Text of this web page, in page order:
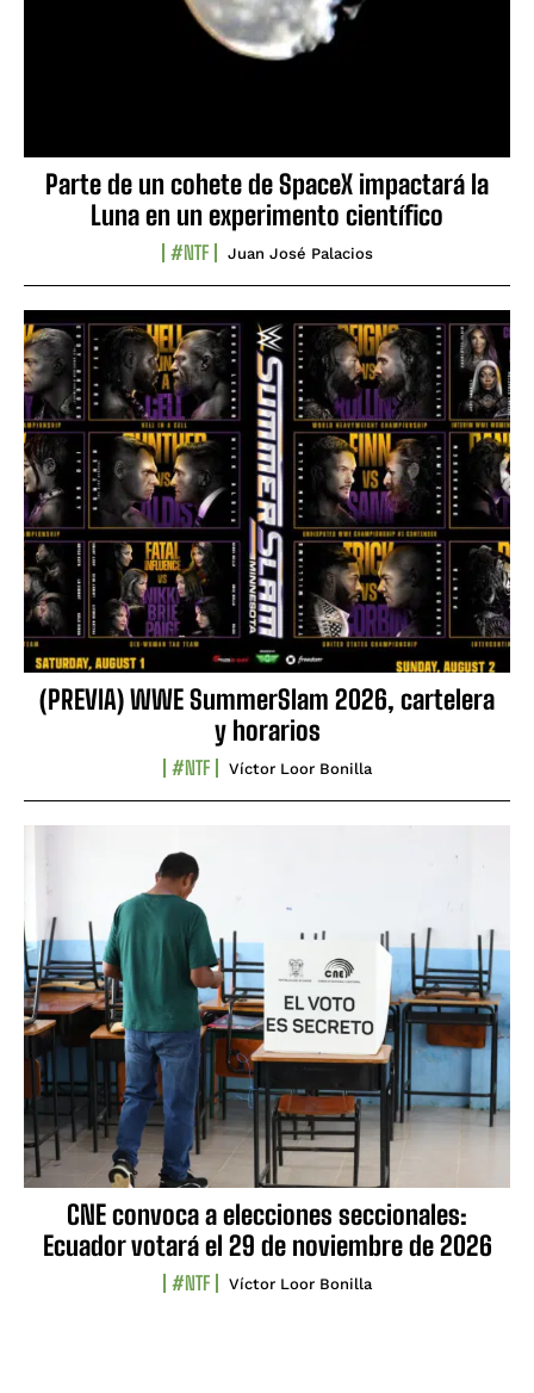
Parte de un cohete de SpaceX impactará la
Luna en un experimento científico
#NTF Juan José Palacios
(PREVIA) WWE SummerSlam 2026, cartelera
y horarios
#NTF Víctor Loor Bonilla
CNE convoca a elecciones seccionales:
Ecuador votará el 29 de noviembre de 2026
#NTF Víctor Loor Bonilla